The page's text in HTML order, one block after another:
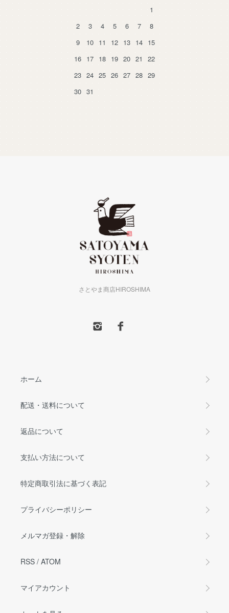
1
2
3 4 5 6 7
8
9
10 11 12 13 14 15
16 17 18 19 20 21
22
23 24 25 26 27 28 29
30 31
さとやま商店HIROSHIMA
ホーム
配送・送料について
返品について
支払い方法について
特定商取引法に基づく表記
プライバシーポリシー
メルマガ登録・解除
RSS / ATOM
マイアカウント